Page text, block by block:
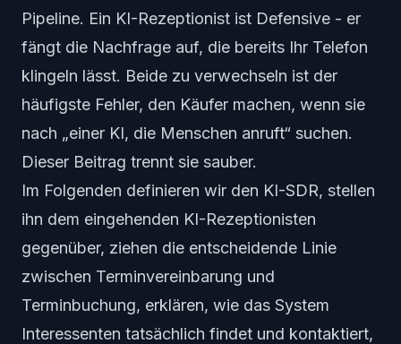
Pipeline. Ein KI-Rezeptionist ist Defensive - er
fängt die Nachfrage auf, die bereits Ihr Telefon
klingeln lässt. Beide zu verwechseln ist der
häufigste Fehler, den Käufer machen, wenn sie
nach „einer KI, die Menschen anruft“ suchen.
Dieser Beitrag trennt sie sauber.
Im Folgenden definieren wir den KI-SDR, stellen
ihn dem eingehenden KI-Rezeptionisten
gegenüber, ziehen die entscheidende Linie
zwischen Terminvereinbarung und
Terminbuchung, erklären, wie das System
Interessenten tatsächlich findet und kontaktiert,